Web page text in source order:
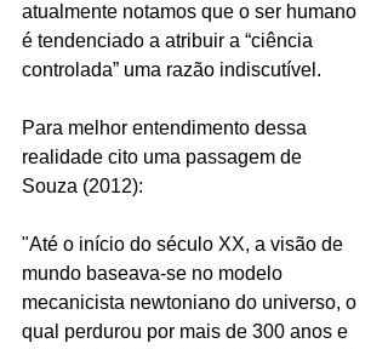
atualmente notamos que o ser humano
é tendenciado a atribuir a “ciência
controlada” uma razão indiscutível.
Para melhor entendimento dessa
realidade cito uma passagem de
Souza (2012):
"Até o início do século XX, a visão de
mundo baseava-se no modelo
mecanicista newtoniano do universo, o
qual perdurou por mais de 300 anos e